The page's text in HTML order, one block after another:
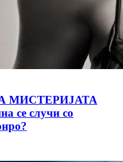
МИСТЕРИЈАТА
се случи со